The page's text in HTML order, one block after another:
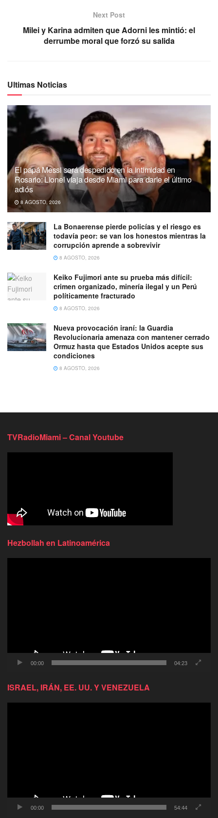
Next Post
Milei y Karina admiten que Adorni les mintió: el
derrumbe moral que forzó su salida
Ultimas Noticias
El papá Messi será despedido en la intimidad en
Rosario: Lionel viaja desde Miami para darle el último
adiós
8 AGOSTO, 2026
La Bonaerense pierde policías y el riesgo es
todavía peor: se van los honestos mientras la
corrupción aprende a sobrevivir
8 AGOSTO, 2026
Keiko Fujimori ante su prueba más difícil:
crimen organizado, minería ilegal y un Perú
políticamente fracturado
8 AGOSTO, 2026
Nueva provocación iraní: la Guardia
Revolucionaria amenaza con mantener cerrado
Ormuz hasta que Estados Unidos acepte sus
condiciones
8 AGOSTO, 2026
TVRadioMiami – Canal Youtube
Hezbollah en Latinoamérica
00:00 04:23
ISRAEL, IRÁN, EE. UU. Y VENEZUELA
00:00 54:44